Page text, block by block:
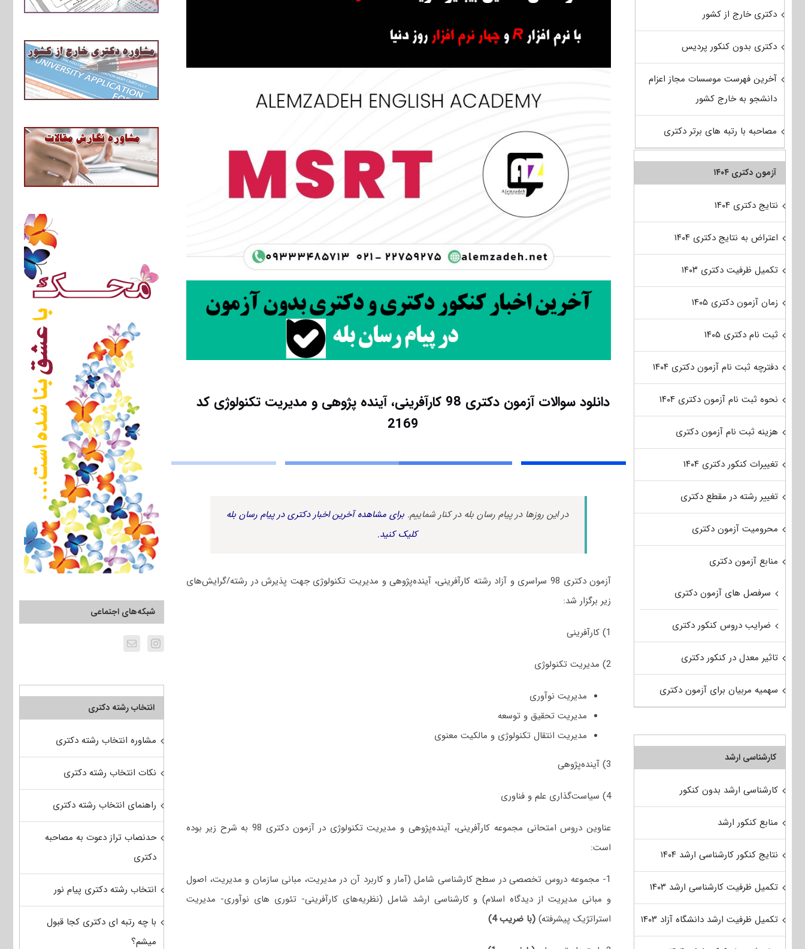
دانلود سوالات آزمون دکتری 98 کارآفرینی، آینده پژوهی و مدیریت تکنولوژی کد
2169
در این روزها در پیام رسان بله در کنار شماییم. برای مشاهده آخرین اخبار دکتری در پیام رسان بله
کلیک کنید.
آزمون دکتری 98 سراسری و آزاد رشته کارآفرینی، آینده‌پژوهی و مدیریت تکنولوژی جهت پذیرش در رشته/گرایش‌های
زیر برگزار شد:
1) کارآفرینی
2) مدیریت تکنولوژی
مدیریت نوآوری
مدیریت تحقیق و توسعه
مدیریت انتقال تکنولوژی و مالکیت معنوی
3) آینده‌پژوهی
4) سیاست‌گذاری علم و فناوری
عناوین دروس امتحانی مجموعه کارآفرینی، آینده‌پژوهی و مدیریت تکنولوژی در آزمون دکتری 98 به شرح زیر بوده
است:
1- مجموعه دروس تخصصی در سطح کارشناسی شامل (آمار و کاربرد آن در مدیریت، مبانی سازمان و مدیریت، اصول
و مبانی مدیریت از دیدگاه اسلام) و کارشناسی ارشد شامل (نظریه‌های کارآفرینی- تئوری های نوآوری- مدیریت
استراتژیک پیشرفته) (با ضریب 4)
شبکه‌های اجتماعی
انتخاب رشته دکتری
مشاوره انتخاب رشته دکتری
نکات انتخاب رشته دکتری
راهنمای انتخاب رشته دکتری
حدنصاب تراز دعوت به مصاحبه
دکتری
انتخاب رشته دکتری پیام نور
با چه رتبه ای دکتری کجا قبول
میشم؟
دکتری خارج از کشور
دکتری بدون کنکور پردیس
آخرین فهرست موسسات مجاز اعزام
دانشجو به خارج کشور
مصاحبه با رتبه های برتر دکتری
آزمون دکتری ۱۴۰۴
نتایج دکتری ۱۴۰۴
اعتراض به نتایج دکتری ۱۴۰۴
تکمیل ظرفیت دکتری ۱۴۰۳
زمان آزمون دکتری ۱۴۰۵
ثبت نام دکتری ۱۴۰۵
دفترچه ثبت نام آزمون دکتری ۱۴۰۴
نحوه ثبت نام آزمون دکتری ۱۴۰۴
هزینه ثبت نام آزمون دکتری
تغییرات کنکور دکتری ۱۴۰۴
تغییر رشته در مقطع دکتری
محرومیت آزمون دکتری
منابع آزمون دکتری
سرفصل های آزمون دکتری
ضرایب دروس کنکور دکتری
تاثیر معدل در کنکور دکتری
سهمیه مربیان برای آزمون دکتری
کارشناسی ارشد
کارشناسی ارشد بدون کنکور
منابع کنکور ارشد
نتایج کنکور کارشناسی ارشد ۱۴۰۴
تکمیل ظرفیت کارشناسی ارشد ۱۴۰۳
تکمیل ظرفیت ارشد دانشگاه آزاد ۱۴۰۳